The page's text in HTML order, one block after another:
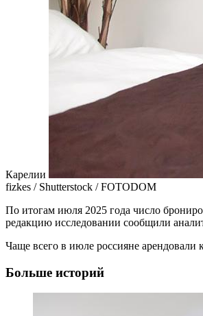
Карелии
fizkes / Shutterstock / FOTODOM
По итогам июля 2025 года число
редакцию исследовании сообщили
Чаще всего в июле россияне арендовали
Больше историй